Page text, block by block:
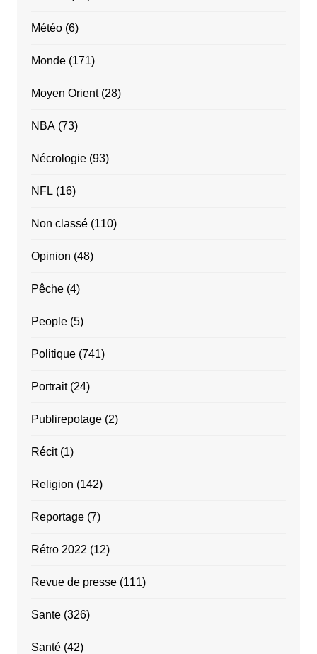
Météo(6)
Monde(171)
Moyen Orient(28)
NBA(73)
Nécrologie(93)
NFL (16)
Non classé(110)
Opinion (48)
Pêche(4)
People(5)
Politique(741)
Portrait(24)
Publirepotage(2)
Récit(1)
Religion (142)
Reportage(7)
Rétro 2022 (12)
Revue de presse(111)
Sante(326)
Santé(42)